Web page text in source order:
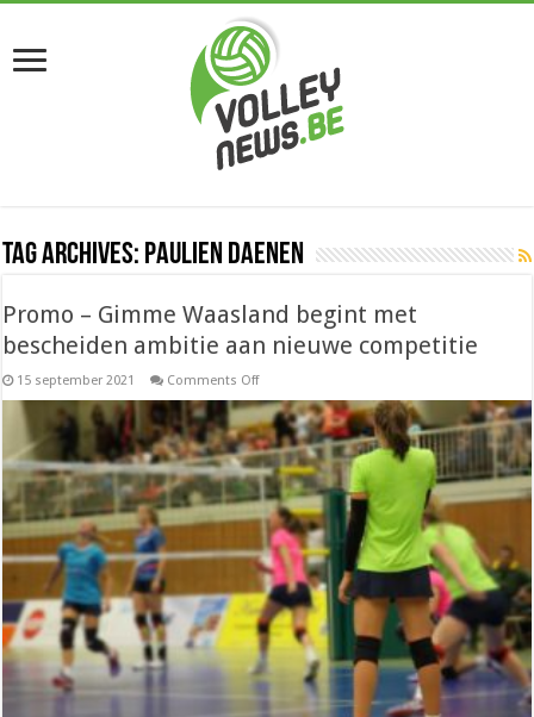
Tag Archives: Paulien Daenen
Promo – Gimme Waasland begint met
bescheiden ambitie aan nieuwe competitie
15 september 2021 Comments Offon
–
Gimme
Waasland
begint
met
bescheiden
ambitie
aan
nieuwe
competitie